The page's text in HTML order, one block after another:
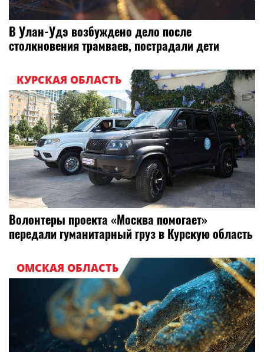
В Улан-Удэ возбуждено дело после
столкновения трамваев, пострадали дети
КУРСКАЯ ОБЛАСТЬ
Волонтеры проекта «Москва помогает»
передали гуманитарный груз в Курскую область
ОМСКАЯ ОБЛАСТЬ